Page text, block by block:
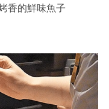
香的鮮味魚子